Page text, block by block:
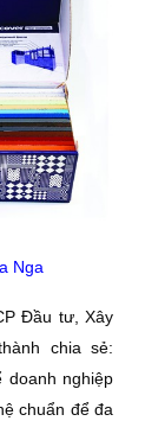
Nga
Đầu tư, Xây
chia sẻ:
doanh nghiệp
chuẩn để đa